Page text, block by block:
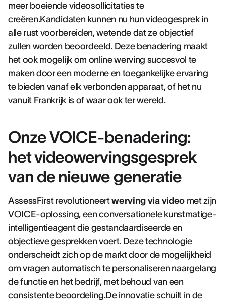
meer boeiende videosollicitaties te
creëren.Kandidaten kunnen nu hun videogesprek in
alle rust voorbereiden, wetende dat ze objectief
zullen worden beoordeeld. Deze benadering maakt
het ook mogelijk om online werving succesvol te
maken door een moderne en toegankelijke ervaring
te bieden vanaf elk verbonden apparaat, of het nu
vanuit Frankrijk is of waar ook ter wereld.
Onze VOICE-benadering:
het videowervingsgesprek
van de nieuwe generatie
AssessFirst revolutioneertwerving via videomet zijn
VOICE-oplossing, een conversationele kunstmatige-
intelligentieagent die gestandaardiseerde en
objectieve gesprekken voert. Deze technologie
onderscheidt zich op de markt door de mogelijkheid
om vragen automatisch te personaliseren naargelang
de functie en het bedrijf, met behoud van een
consistente beoordeling.De innovatie schuilt in de